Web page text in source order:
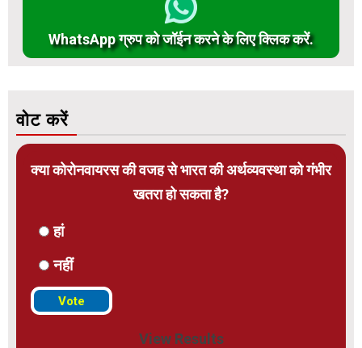
WhatsApp ग्रुप को जॉईन करने के लिए क्लिक करें.
वोट करें
क्या कोरोनवायरस की वजह से भारत की अर्थव्यवस्था को गंभीर
खतरा हो सकता है?
हां
नहीं
View Results